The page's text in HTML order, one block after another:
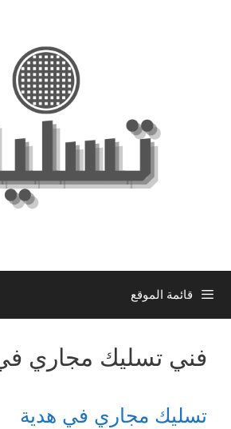
قائمة الموقع
فني تسليك مجاري
تسليك مجاري في هدية